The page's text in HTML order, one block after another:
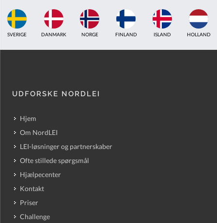
ISLAND HOLLAND STORBRITANNIEN INDIEN ESTLAND
UDFORSKE NORDLEI
Hjem
Om NordLEI
LEI-løsninger og partnerskaber
Ofte stillede spørgsmål
Hjælpecenter
Kontakt
Priser
Challenge